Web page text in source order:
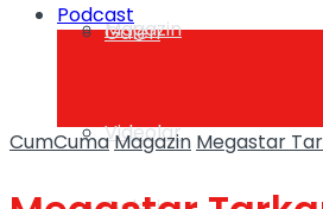
Magazin
Galeri
Videolar
Podcast
CumCumaMagazin Megastar